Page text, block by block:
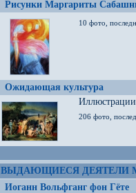
Рисунки Маргариты
10 фото,
Ожидающая культура
206 фото,
ВЫДАЮЩИЕСЯ ДЕЯТЕЛИ
Иоганн Вольфганг фон Гёте